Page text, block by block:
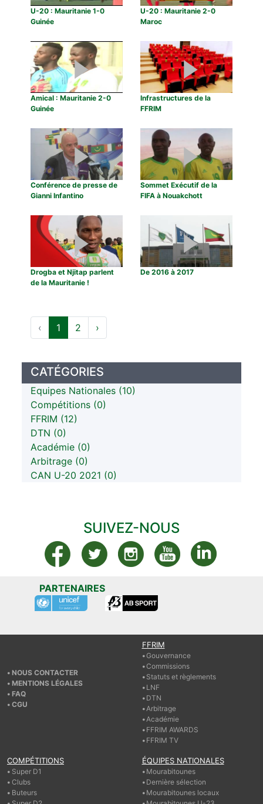
U-20 : Mauritanie 1-0
Guinée
U-20 : Mauritanie 2-0
Maroc
Amical : Mauritanie 2-0
Guinée
Infrastructures de la
FFRIM
Conférence de presse de
Gianni Infantino
Sommet Exécutif de la
FIFA à Nouakchott
Drogba et Njitap parlent
de la Mauritanie !
De 2016 à 2017
‹ 1 2 ›
CATÉGORIES
Equipes Nationales (10)
Compétitions (0)
FFRIM (12)
DTN (0)
Académie (0)
Arbitrage (0)
CAN U-20 2021 (0)
SUIVEZ-NOUS
PARTENAIRES
NOUS CONTACTER
MENTIONS LÉGALES
FAQ
CGU
FFRIM
Gouvernance
Commissions
Statuts et règlements
LNF
DTN
Arbitrage
Académie
FFRIM AWARDS
FFRIM TV
COMPÉTITIONS
Super D1
Clubs
Buteurs
ÉQUIPES NATIONALES
Mourabitounes
Dernière sélection
Mourabitounes locaux